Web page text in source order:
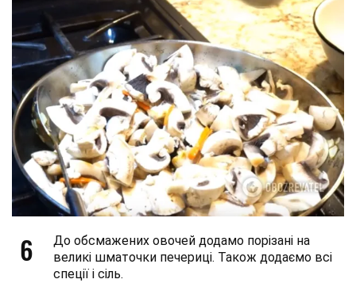
6
До обсмажених овочей додамо порізані на
великі шматочки печериці. Також додаємо всі
спеції і сіль.